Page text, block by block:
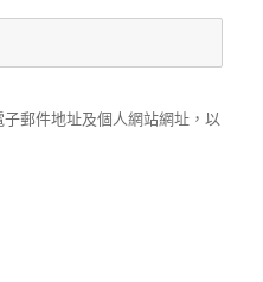
郵件地址及個人網站網址，以